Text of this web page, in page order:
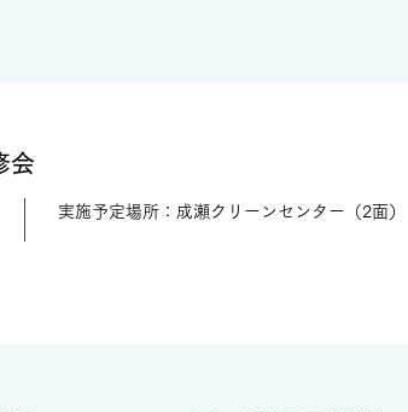
会
実施予定場所：成瀬クリーンセンター（2面）